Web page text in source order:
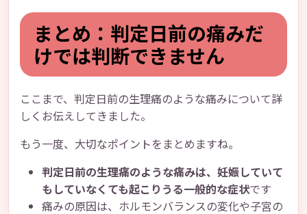
まとめ：判定日前の痛みだ
けでは判断できません
ここまで、判定日前の生理痛のような痛みについて詳
しくお伝えしてきました。
もう一度、大切なポイントをまとめますね。
判定日前の生理痛のような痛みは、妊娠していて
もしていなくても起こりうる一般的な症状です
痛みの原因は、ホルモンバランスの変化や子宮の